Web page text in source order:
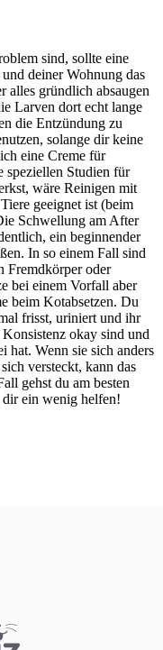
sind, sollte eine
deiner Wohnung das
alles gründlich absaugen
Larven dort echt lange
die Entzündung zu
solange dir keine
eine Creme für
speziellen Studien für
wäre Reinigen mit
geeignet ist (beim
Schwellung am After
ein beginnender
In so einem Fall sind
Fremdkörper oder
bei einem Vorfall aber
beim Kotabsetzen. Du
frisst, uriniert und ihr
okay sind und
hat. Wenn sie sich anders
versteckt, kann das
gehst du am besten
ein wenig helfen!